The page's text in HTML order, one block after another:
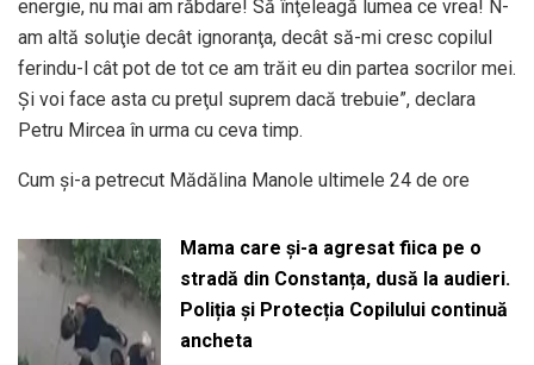
energie, nu mai am răbdare! Să înţeleagă lumea ce vrea! N-
am altă soluţie decât ignoranţa, decât să-mi cresc copilul
ferindu-l cât pot de tot ce am trăit eu din partea socrilor mei.
Şi voi face asta cu preţul suprem dacă trebuie”, declara
Petru Mircea în urma cu ceva timp.
Cum și-a petrecut Mădălina Manole ultimele 24 de ore
Mama care și-a agresat fiica pe o
stradă din Constanța, dusă la audieri.
Poliția și Protecția Copilului continuă
ancheta